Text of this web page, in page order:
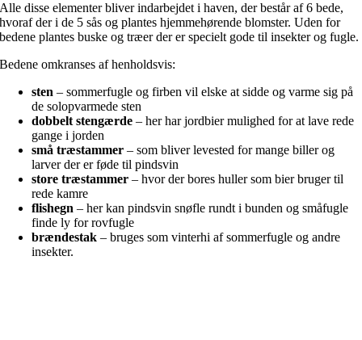
Alle disse elementer bliver indarbejdet i haven, der består af 6 bede,
hvoraf der i de 5 sås og plantes hjemmehørende blomster. Uden for
bedene plantes buske og træer der er specielt gode til insekter og fugle.
Bedene omkranses af henholdsvis:
sten – sommerfugle og firben vil elske at sidde og varme sig på
de solopvarmede sten
dobbelt stengærde – her har jordbier mulighed for at lave rede
gange i jorden
små træstammer – som bliver levested for mange biller og
larver der er føde til pindsvin
store træstammer – hvor der bores huller som bier bruger til
rede kamre
flishegn – her kan pindsvin snøfle rundt i bunden og småfugle
finde ly for rovfugle
brændestak – bruges som vinterhi af sommerfugle og andre
insekter.